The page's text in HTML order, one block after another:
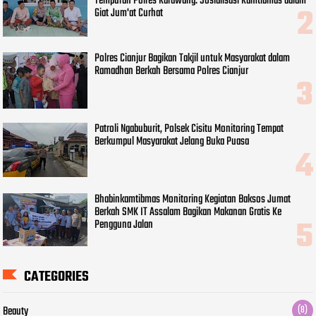
Giat Jum'at Curhat
Polres Cianjur Bagikan Takjil untuk Masyarakat dalam
Ramadhan Berkah Bersama Polres Cianjur
Patroli Ngabuburit, Polsek Cisitu Monitoring Tempat
Berkumpul Masyarakat Jelang Buka Puasa
Bhabinkamtibmas Monitoring Kegiatan Baksos Jumat
Berkah SMK IT Assalam Bagikan Makanan Gratis Ke
Pengguna Jalan
CATEGORIES
Beauty (8)